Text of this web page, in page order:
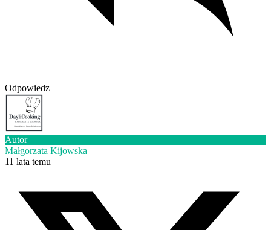
Odpowiedz
Autor
Małgorzata Kijowska
11 lata temu